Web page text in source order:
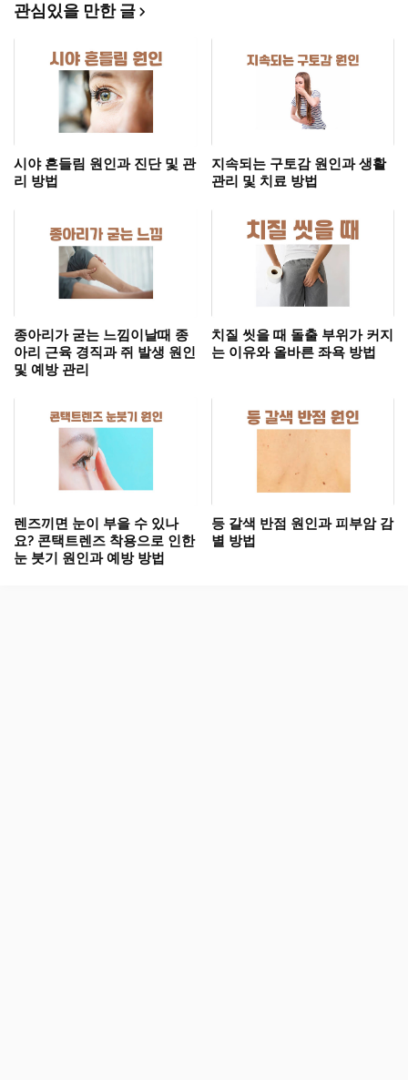
관심있을 만한 글
시야 흔들림 원인과 진단 및 관
리 방법
지속되는 구토감 원인과 생활
관리 및 치료 방법
종아리가 굳는 느낌이날때 종
아리 근육 경직과 쥐 발생 원인
및 예방 관리
치질 씻을 때 돌출 부위가 커지
는 이유와 올바른 좌욕 방법
렌즈끼면 눈이 부을 수 있나
요? 콘택트렌즈 착용으로 인한
눈 붓기 원인과 예방 방법
등 갈색 반점 원인과 피부암 감
별 방법